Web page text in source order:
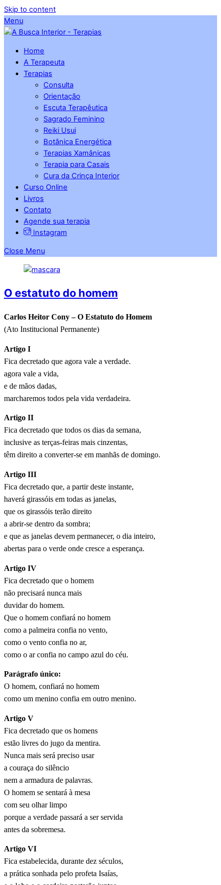
Skip to content
Menu
Home
A Terapeuta
Terapias
Consulta
Orientação
Escuta Terapêutica
Sagrado Feminino
Reiki Usui
Botânica Energética
Terapias Xamânicas
Terapia para Casais
Cura da Crinça Interior
Curso Online
Livros
Contato
Agende sua terapia
Instagram
Close Menu
O estatuto do homem
Carlos Heitor Cony – O Estatuto do Homem
(Ato Institucional Permanente)
Artigo I
Fica decretado que agora vale a verdade.
agora vale a vida,
e de mãos dadas,
marcharemos todos pela vida verdadeira.
Artigo II
Fica decretado que todos os dias da semana,
inclusive as terças-feiras mais cinzentas,
têm direito a converter-se em manhãs de domingo.
Artigo III
Fica decretado que, a partir deste instante,
haverá girassóis em todas as janelas,
que os girassóis terão direito
a abrir-se dentro da sombra;
e que as janelas devem permanecer, o dia inteiro,
abertas para o verde onde cresce a esperança.
Artigo IV
Fica decretado que o homem
não precisará nunca mais
duvidar do homem.
Que o homem confiará no homem
como a palmeira confia no vento,
como o vento confia no ar,
como o ar confia no campo azul do céu.
Parágrafo único:
O homem, confiará no homem
como um menino confia em outro menino.
Artigo V
Fica decretado que os homens
estão livres do jugo da mentira.
Nunca mais será preciso usar
a couraça do silêncio
nem a armadura de palavras.
O homem se sentará à mesa
com seu olhar limpo
porque a verdade passará a ser servida
antes da sobremesa.
Artigo VI
Fica estabelecida, durante dez séculos,
a prática sonhada pelo profeta Isaías,